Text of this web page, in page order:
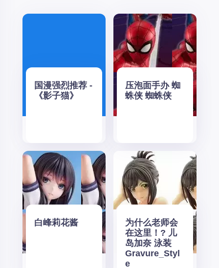
国漫强烈推荐 -
《影子猫》
压泡面手办 蜘
蛛侠 蜘蛛侠
白峰莉花酱
为什么老师会
在这里！? 儿
岛加奈 泳装
Gravure_Styl
e